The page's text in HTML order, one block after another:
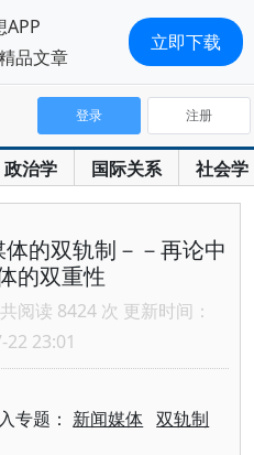
政治学 国际关系 社会学
登录 注册
的双轨制－－再论中
的双重性
阅读 8424 次 更新时间：
22 23:01
专题： 新闻媒体 双轨制
APP
品文章
立即下载